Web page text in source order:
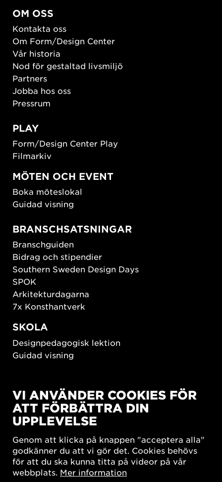
OM OSS
Kontakta oss
Om Form/Design Center
Vår historia
Nod för gestaltad livsmiljö
Partners
Jobba hos oss
Pressrum
PLAY
Form/Design Center Play
Filmarkiv
MÖTEN OCH EVENT
Boka möteslokal
Guidad visning
BRANSCHSATSNINGAR
Branschguiden
Bidrag och stipendier
Southern Sweden Design Days
SPOK
Arkitekturdagarna
7x Konsthantverk
SKOLA
Designpedagogisk lektion
Guidad visning
New European Bauhaus
SUSTAINORDIC
Share Future Living
What Matter_s
VI ANVÄNDER COOKIES FÖR
ATT FÖRBÄTTRA DIN
UPPLEVELSE
Genom att klicka på knappen "acceptera alla"
godkänner du att vi gör det. Cookies behövs
för att du ska kunna titta på videor på vår
webbplats. Mer information